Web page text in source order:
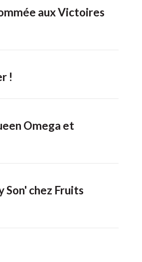
aux Victoires
!
Omega et
chez Fruits